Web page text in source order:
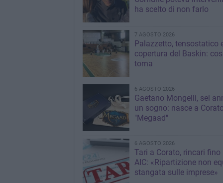
ha scelto di non farlo
7 AGOSTO 2026
Palazzetto, tensostatico
copertura del Baskin:
torna
6 AGOSTO 2026
Gaetano Mongelli, sei
un sogno: nasce a Corato
"Megaad"
6 AGOSTO 2026
Tari a Corato, rincari fino
AIC: «Ripartizione non
stangata sulle imprese»